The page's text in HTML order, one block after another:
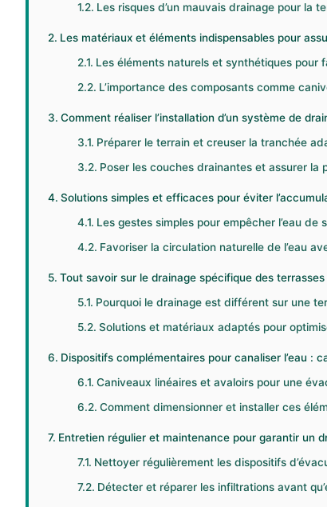
Les risques d’un mauvais drainage pour la
Les matériaux et éléments indispensables pour
Les éléments naturels et synthétiques pour
L’importance des composants comme
Comment réaliser l’installation d’un système de
Préparer le terrain et creuser la tranchée
Poser les couches drainantes et assurer la
Solutions simples et efficaces pour éviter
Les gestes simples pour empêcher l’eau de
Favoriser la circulation naturelle de l’eau
Tout savoir sur le drainage spécifique des
Pourquoi le drainage est différent sur une
Solutions et matériaux adaptés pour
Dispositifs complémentaires pour canaliser l’eau :
Caniveaux linéaires et avaloirs pour une
Comment dimensionner et installer ces
Entretien régulier et maintenance pour garantir un
Nettoyer régulièrement les dispositifs
Détecter et réparer les infiltrations avant